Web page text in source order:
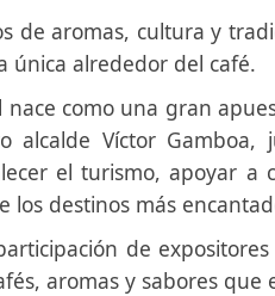
de aromas, cultura y
única alrededor del café.
nace como una gran
alcalde Víctor
el turismo, apoyar a
los destinos más
de
aromas y sabores